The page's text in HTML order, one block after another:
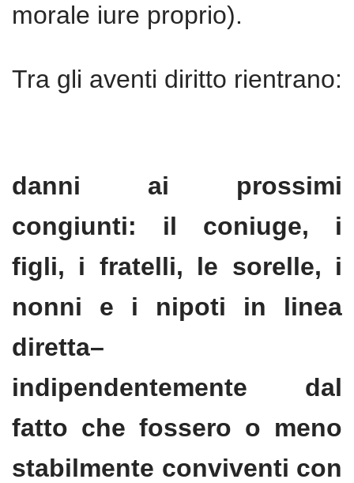
morale iure proprio).
Tra gli aventi diritto rientrano:
danni ai prossimi
congiunti: il coniuge, i
figli, i fratelli, le sorelle, i
nonni e i nipoti in linea
diretta–
indipendentemente dal
fatto che fossero o meno
stabilmente conviventi con